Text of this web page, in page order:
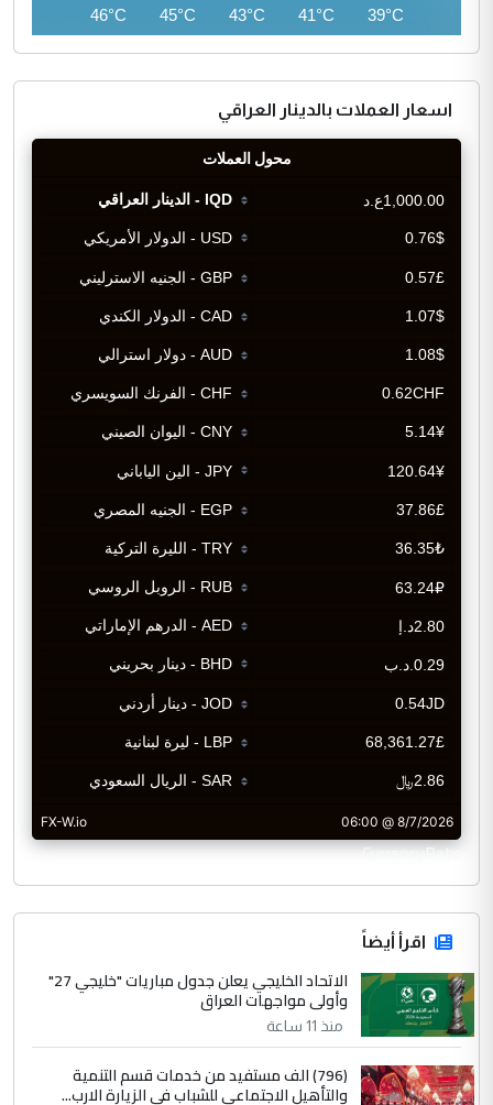
39°C
41°C
43°C
45°C
46°C
اسعار العملات بالدينار العراقي
CurrencyRate
اقرأ أيضاً
الاتحاد الخليجي يعلن جدول مباريات "خليجي 27"
وأولى مواجهات العراق
منذ 11 ساعة
(796) الف مستفيد من خدمات قسم التنمية
والتأهيل الاجتماعي للشباب في الزيارة الارب...